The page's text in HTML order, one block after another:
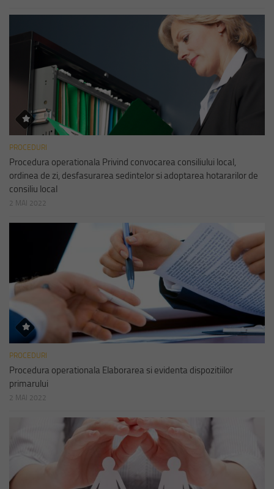
PROCEDURI
Procedura operationala Privind convocarea consiliului local,
ordinea de zi, desfasurarea sedintelor si adoptarea hotararilor de
consiliu local
2 MAI 2022
PROCEDURI
Procedura operationala Elaborarea si evidenta dispozitiilor
primarului
2 MAI 2022